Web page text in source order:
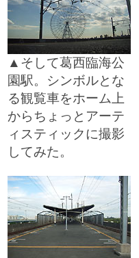
▲そして葛西臨海公
園駅。シンボルとな
る観覧車をホーム上
からちょっとアーテ
ィスティックに撮影
してみた。